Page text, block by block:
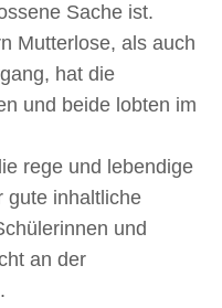
Sache ist.
Mutterlose, als auch
hat die
und beide lobten im
rege und lebendige
gute inhaltliche
und
an der